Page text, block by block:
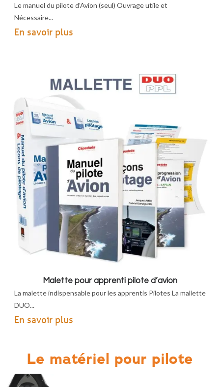
Le manuel du pilote d’Avion (seul) Ouvrage utile et
Nécessaire...
En savoir plus
Malette pour apprenti pilote d’avion
La malette indispensable pour les apprentis Pilotes La mallette
DUO...
En savoir plus
Le matériel pour pilote